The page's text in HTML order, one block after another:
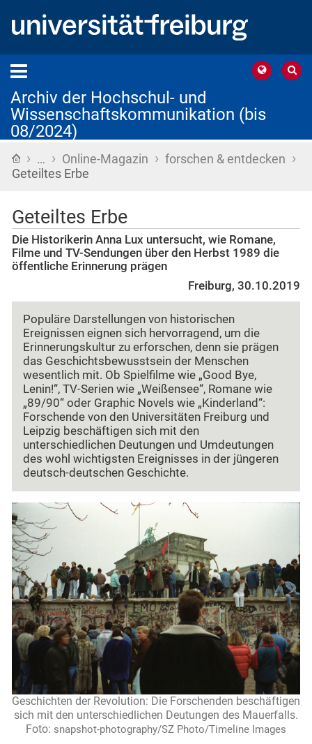
Archiv der Hochschul- und
Wissenschaftskommunikation (bis
08/2024)
Startseite
› … › Online-Magazin › forschen & entdecken ›
Geteiltes Erbe
Geteiltes Erbe
Die Historikerin Anna Lux untersucht, wie Romane,
Filme und TV-Sendungen über den Herbst 1989 die
öffentliche Erinnerung prägen
Freiburg, 30.10.2019
Populäre Darstellungen von historischen
Ereignissen eignen sich hervorragend, um die
Erinnerungskultur zu erforschen, denn sie prägen
das Geschichtsbewusstsein der Menschen
wesentlich mit. Ob Spielfilme wie „Good Bye,
Lenin!“, TV-Serien wie „Weißensee“, Romane wie
„89/90“ oder Graphic Novels wie „Kinderland“:
Forschende von den Universitäten Freiburg und
Leipzig beschäftigen sich mit den
unterschiedlichen Deutungen und Umdeutungen
des wohl wichtigsten Ereignisses in der jüngeren
deutsch-deutschen Geschichte.
Geschichten der Revolution: Die Forschenden beschäftigen
sich mit den unterschiedlichen Deutungen des Mauerfalls.
Foto: snapshot-photography/SZ Photo/Timeline Images